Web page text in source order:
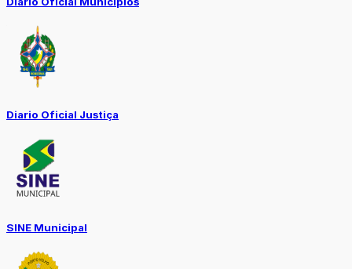
Diario Oficial Justiça
SINE Municipal